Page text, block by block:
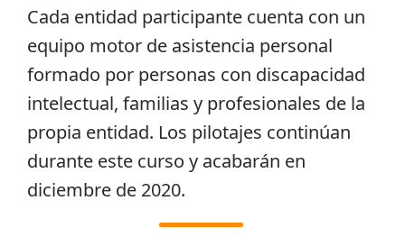
Cada entidad participante cuenta con un
equipo motor de asistencia personal
formado por personas con discapacidad
intelectual, familias y profesionales de la
propia entidad. Los pilotajes continúan
durante este curso y acabarán en
diciembre de 2020.